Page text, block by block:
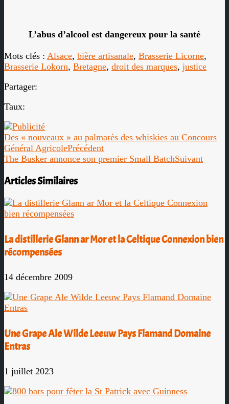
L’abus d’alcool est dangereux pour la santé
Mots clés : Alsace, bière artisanale, Brasserie Licorne,
Brasserie Lokorn, Bretagne, droit des marques, justice
Partager:
Taux:
Des « nouveaux » au palmarès des whiskies au Concours
Général AgricolePrécédent
The Busker annonce son premier Small BatchSuivant
Articles Similaires
La distillerie Glann ar Mor et la Celtique Connexion bien
récompensées
14 décembre 2009
Une Grape Ale Wilde Leeuw Pays Flamand Domaine
Entras
1 juillet 2023